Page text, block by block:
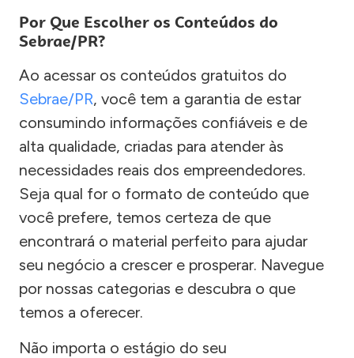
Por Que Escolher os Conteúdos do
Sebrae/PR?
Ao acessar os conteúdos gratuitos do
Sebrae/PR, você tem a garantia de estar
consumindo informações confiáveis e de
alta qualidade, criadas para atender às
necessidades reais dos empreendedores.
Seja qual for o formato de conteúdo que
você prefere, temos certeza de que
encontrará o material perfeito para ajudar
seu negócio a crescer e prosperar. Navegue
por nossas categorias e descubra o que
temos a oferecer.
Não importa o estágio do seu